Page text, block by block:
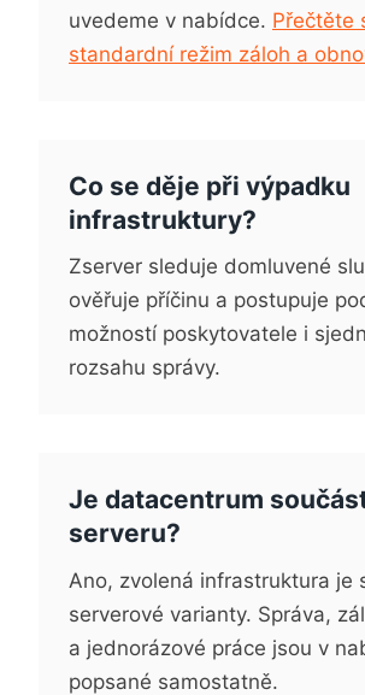
uvedeme v nabídce. Přečtěte
standardní režim záloh a
Co se děje při výpadku
infrastruktury?
Zserver sleduje domluvené
ověřuje příčinu a postupuje
možností poskytovatele i
rozsahu správy.
Je datacentrum
serveru?
Ano, zvolená infrastruktura je
serverové varianty. Správa,
a jednorázové práce jsou v
popsané samostatně.